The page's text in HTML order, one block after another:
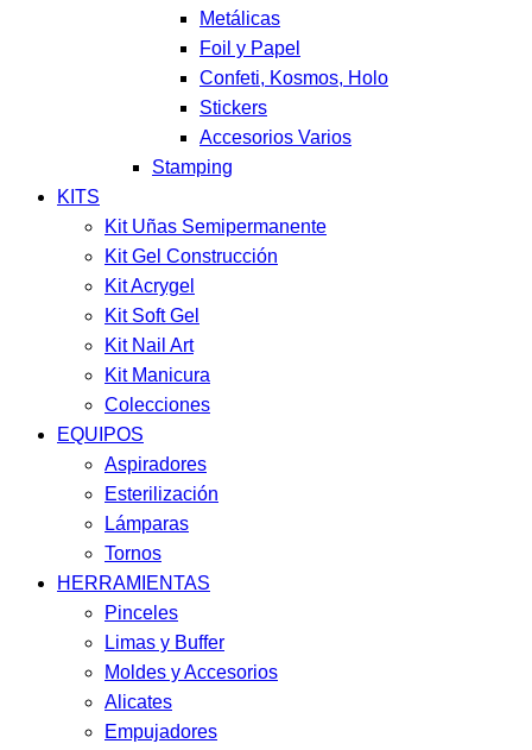
Metálicas
Foil y Papel
Confeti, Kosmos, Holo
Stickers
Accesorios Varios
Stamping
KITS
Kit Uñas Semipermanente
Kit Gel Construcción
Kit Acrygel
Kit Soft Gel
Kit Nail Art
Kit Manicura
Colecciones
EQUIPOS
Aspiradores
Esterilización
Lámparas
Tornos
HERRAMIENTAS
Pinceles
Limas y Buffer
Moldes y Accesorios
Alicates
Empujadores